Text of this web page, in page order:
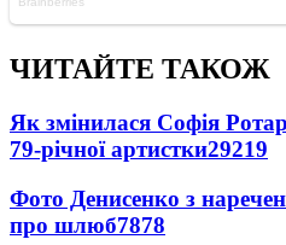
ЧИТАЙТЕ ТАКОЖ
Як змінилася Софія
79-річної артистки29219
Фото Денисенко з
про шлюб7878